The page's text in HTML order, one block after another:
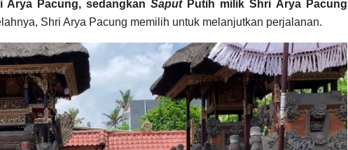
Arya Pacung, sedangkanSaput Putih milik Shri Arya Pacung
Shri Arya Pacung memilih untuk melanjutkan perjalanan.